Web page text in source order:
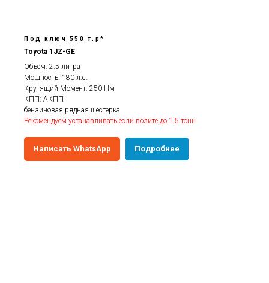
Под ключ 550 т.р*
Toyota 1JZ-GE
Объем: 2.5 литра
Мощность: 180 л.с.
Крутящий Момент: 250 Нм
КПП: АКПП
бензиновая рядная шестерка
Рекомендуем устанавливать если возите до 1,5 тонн
Написать WhatsApp Подробнее